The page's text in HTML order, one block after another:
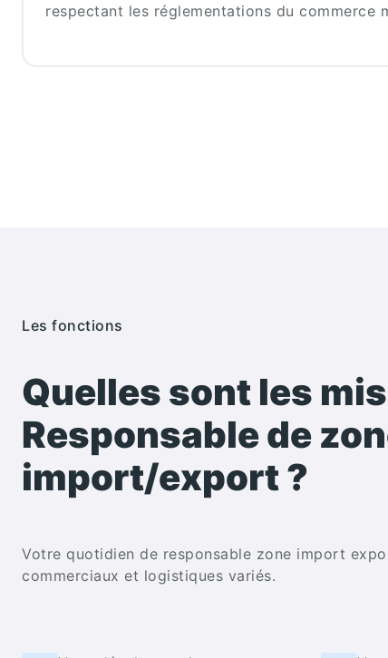
respectant les réglementations du commerce
Les fonctions
Quelles sont les
Responsable de
import/export?
Votre quotidien de responsable zone import
commerciaux et logistiques variés.